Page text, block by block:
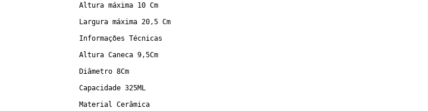
Altura máxima 10 Cm
Largura máxima 20,5 Cm
Informações Técnicas
Altura Caneca 9,5Cm
Diâmetro 8Cm
Capacidade 325ML
Material Cerâmica